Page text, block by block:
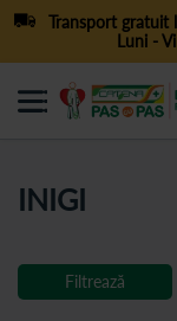
Transport gratuit
Luni -
INIGI
Filtrează